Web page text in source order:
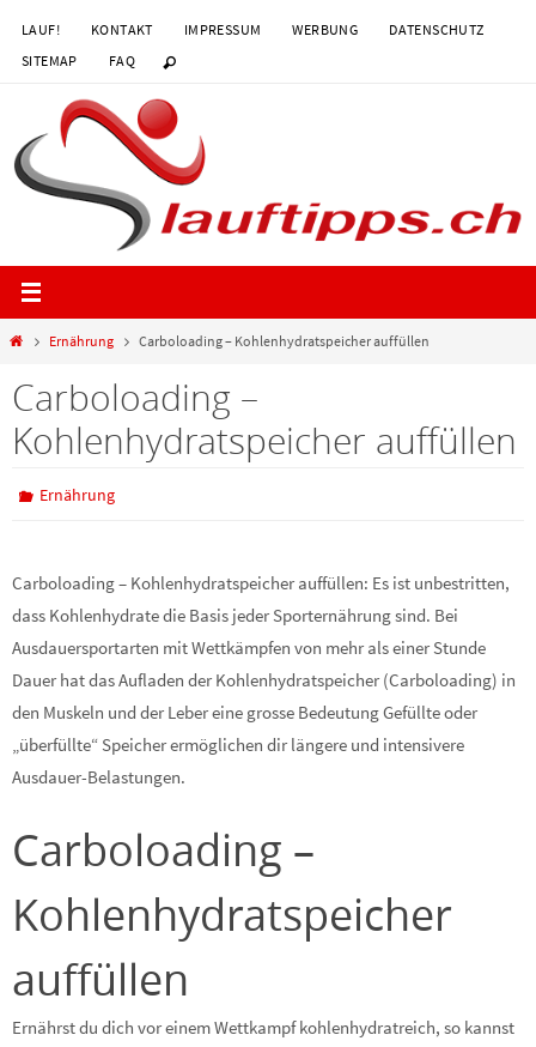
Zum
Inhalt
LAUF! KONTAKT IMPRESSUM WERBUNG
DATENSCHUTZ
SITEMAP
FAQ
StartErnährung Carboloading – Kohlenhydratspeicher auffüllen
Carboloading –
Kohlenhydratspeicher auffüllen
Ernährung
Carboloading – Kohlenhydratspeicher auffüllen: Es ist unbestritten,
dass Kohlenhydrate die Basis jeder Sporternährung sind. Bei
Ausdauersportarten mit Wettkämpfen von mehr als einer Stunde
Dauer hat das Aufladen der Kohlenhydratspeicher (Carboloading) in
den Muskeln und der Leber eine grosse Bedeutung Gefüllte oder
„überfüllte“ Speicher ermöglichen dir längere und intensivere
Ausdauer-Belastungen.
Carboloading –
Kohlenhydratspeicher
auffüllen
Ernährst du dich vor einem Wettkampf kohlenhydratreich, so kannst